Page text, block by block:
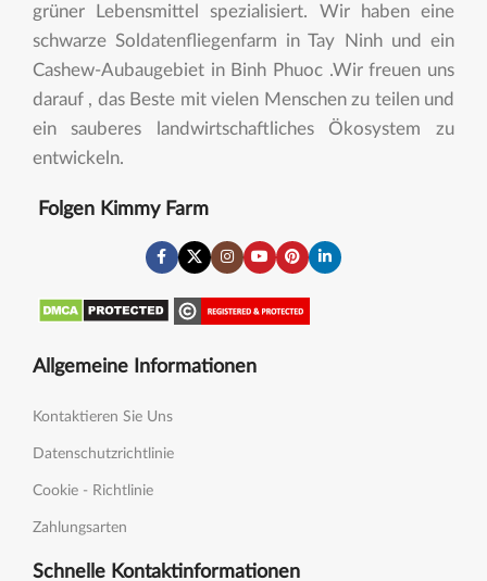
grüner Lebensmittel spezialisiert. Wir haben eine
schwarze Soldatenfliegenfarm in Tay Ninh und ein
Cashew-Aubaugebiet in Binh Phuoc .Wir freuen uns
darauf , das Beste mit vielen Menschen zu teilen und
ein sauberes landwirtschaftliches Ökosystem zu
entwickeln.
Folgen Kimmy Farm
Allgemeine Informationen
Kontaktieren Sie Uns
Datenschutzrichtlinie
Cookie - Richtlinie
Zahlungsarten
Schnelle Kontaktinformationen